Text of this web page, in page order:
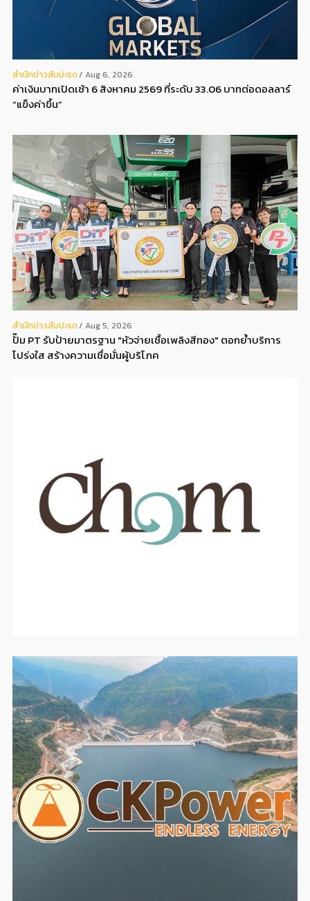
สํานักข่าวสับปะรด Aug 6, 2026
ค่าเงินบาทเปิดเช้า 6 สิงหาคม 2569 ที่ระดับ 33.06 บาทต่อดอลลาร์
“แข็งค่าขึ้น”
สํานักข่าวสับปะรด Aug 5, 2026
ปั๊ม PT รับป้ายมาตรฐาน "หัวจ่ายเชื้อเพลิงสีทอง" ตอกย้ำบริการ
โปร่งใส สร้างความเชื่อมั่นผู้บริโภค